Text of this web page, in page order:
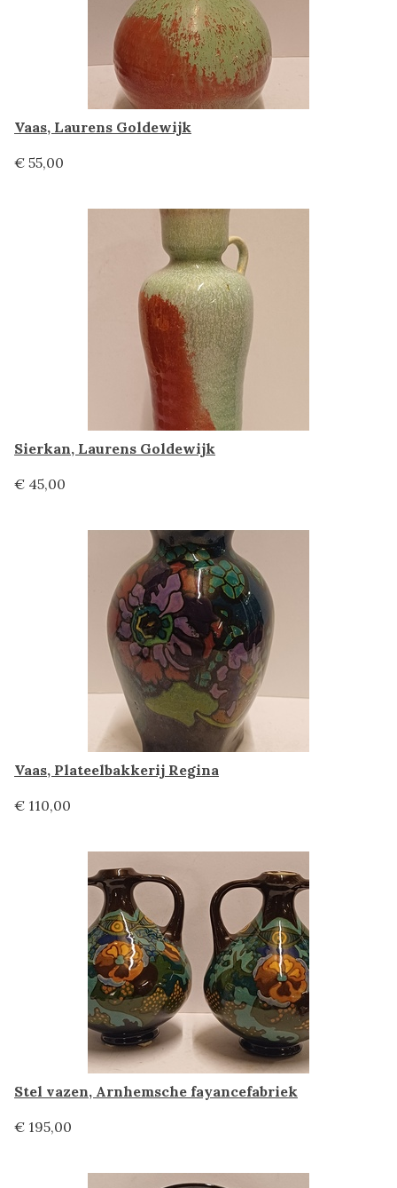
Vaas, Laurens Goldewijk
€ 55,00
Sierkan, Laurens Goldewijk
€ 45,00
Vaas, Plateelbakkerij Regina
€ 110,00
Stel vazen, Arnhemsche fayancefabriek
€ 195,00